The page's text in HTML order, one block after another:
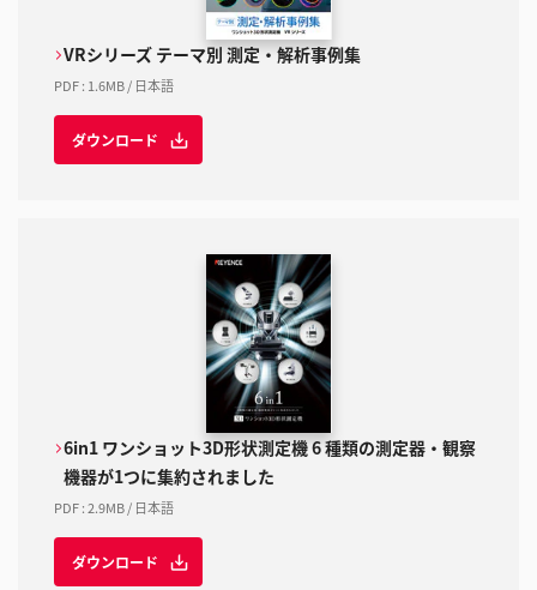
VRシリーズ テーマ別 測定・解析事例集
PDF: 1.6MB/ 日本語
ダウンロード
6in1 ワンショット3D形状測定機 6 種類の測定器・観察
機器が1つに集約されました
PDF:2.9MB/ 日本語
ダウンロード